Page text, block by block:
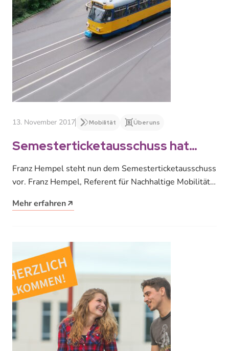
13. November 2017 Mobilität Über uns
Semesterticketausschuss hat
neuen Vorsitzenden
Franz Hempel steht nun dem Semesterticketausschuss
vor. Franz Hempel, Referent für Nachhaltige Mobilität
Mehr erfahren